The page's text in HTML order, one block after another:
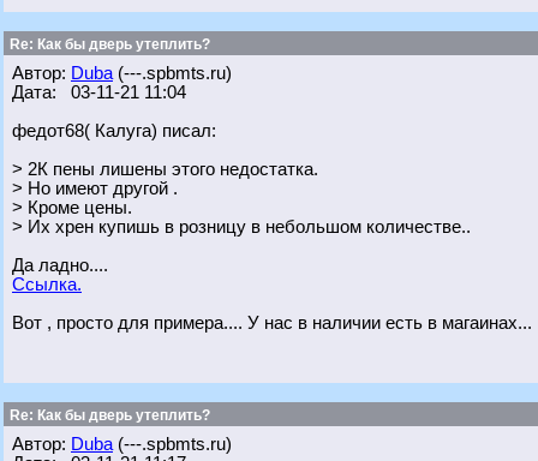
Re: Как бы дверь утеплить?
Автор: Duba (---.spbmts.ru)
Дата: 03-11-21 11:04
федот68( Калуга) писал:
> 2К пены лишены этого недостатка.
> Но имеют другой .
> Кроме цены.
> Их хрен купишь в розницу в небольшом количестве..
Да ладно....
Ссылка.
Вот , просто для примера.... У нас в наличии есть в магаинах...
Re: Как бы дверь утеплить?
Автор: Duba (---.spbmts.ru)